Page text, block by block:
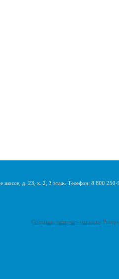
шоссе, д. 23, к. 2, 3 этаж. Телефон: 8 800
Создание интернет-магазина